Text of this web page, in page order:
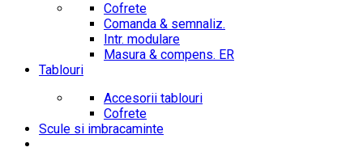
Cofrete
Comanda & semnaliz.
Intr. modulare
Masura & compens. ER
Tablouri
Accesorii tablouri
Cofrete
Scule si imbracaminte